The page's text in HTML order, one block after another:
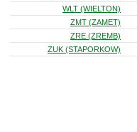
WLT (WIELTON)
ZMT (ZAMET)
ZRE (ZREMB)
ZUK (STAPORKOW)